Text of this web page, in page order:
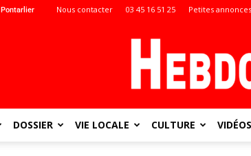
Pontarlier Nous contacter 03 45 16 51 25 Petites annonces
DOSSIER VIE LOCALE CULTURE VIDÉOS